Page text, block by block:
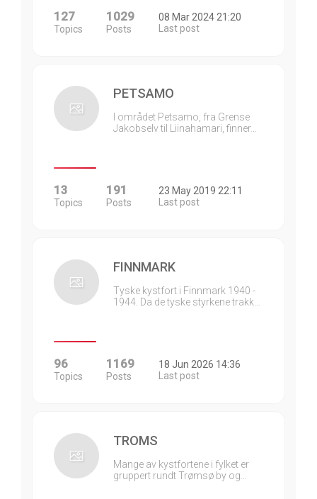
127
Topics
1029
Posts
08 Mar 2024 21:20
Last post
PETSAMO
I området Petsamo, fra Grense
Jakobselv til Liinahamari, finner…
13
Topics
191
Posts
23 May 2019 22:11
Last post
FINNMARK
Tyske kystfort i Finnmark 1940 -
1944. Da de tyske styrkene trakk…
96
Topics
1169
Posts
18 Jun 2026 14:36
Last post
TROMS
Mange av kystfortene i fylket er
gruppert rundt Trømsø by og…